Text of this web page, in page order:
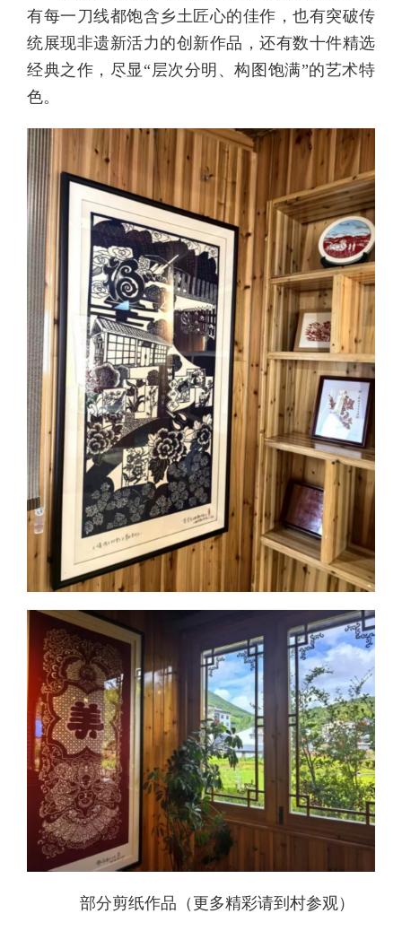
有每一刀线都饱含乡土匠心的佳作，也有突破传
统展现非遗新活力的创新作品，还有数十件精选
经典之作，尽显“层次分明、构图饱满”的艺术特
色。
部分剪纸作品（更多精彩请到村参观）